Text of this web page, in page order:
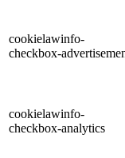
cookielawinfo-
checkbox-
cookielawinfo-
checkbox-analytics